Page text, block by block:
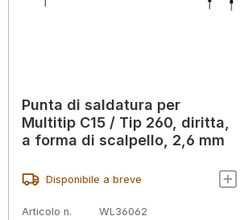
Punta di saldatura per
Multitip C15 / Tip 260, diritta,
a forma di scalpello, 2,6 mm
Disponibile a breve
Articolo n.
WL36062